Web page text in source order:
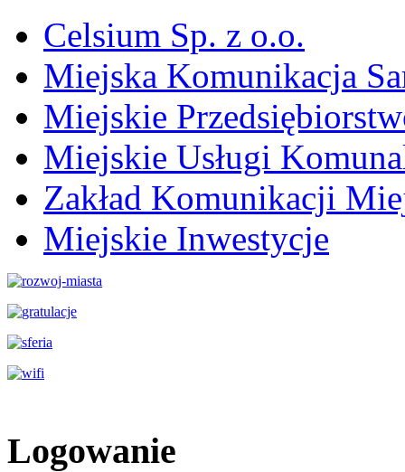
Celsium Sp. z o.o.
Miejska Komunikacja
Miejskie
Miejskie Usługi
Zakład Komunikacji
Miejskie Inwestycje
Logowanie